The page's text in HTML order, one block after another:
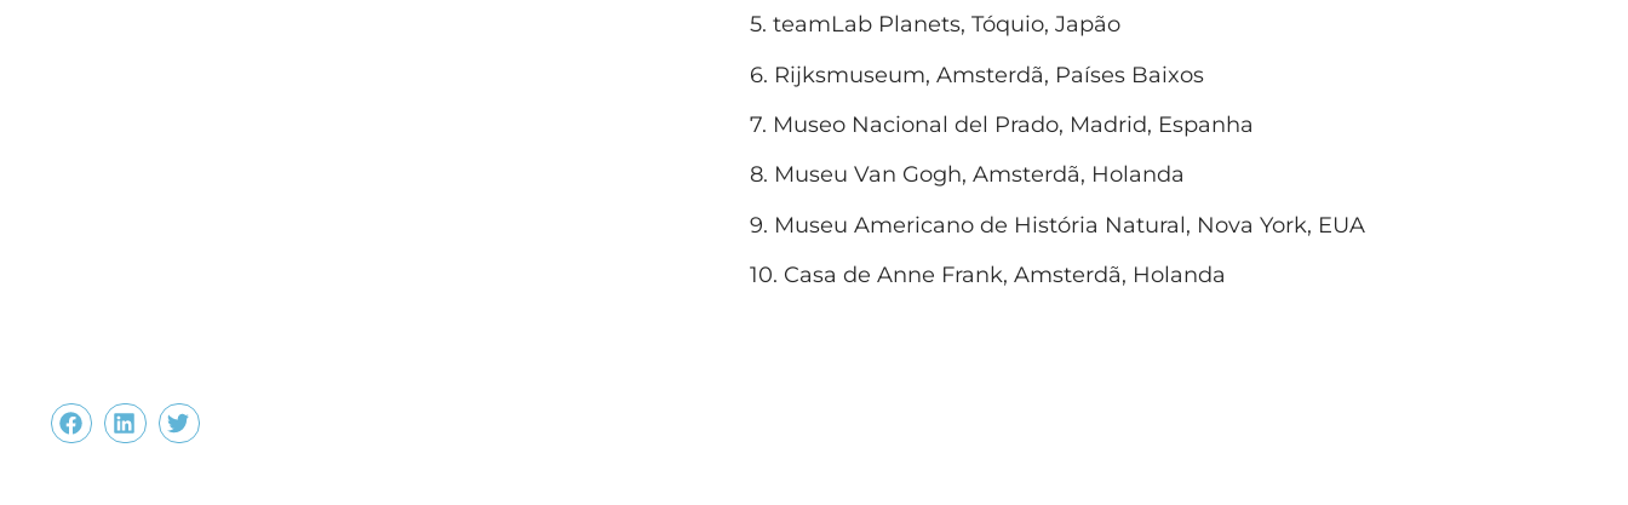
5. teamLab Planets, Tóquio, Japão
6. Rijksmuseum, Amsterdã, Países Baixos
7. Museo Nacional del Prado, Madrid, Espanha
8. Museu Van Gogh, Amsterdã, Holanda
9. Museu Americano de História Natural, Nova York, EUA
10. Casa de Anne Frank, Amsterdã, Holanda